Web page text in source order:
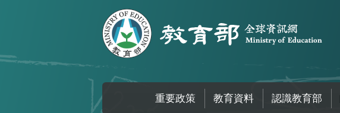
重要政策 教育資料 認識教育部